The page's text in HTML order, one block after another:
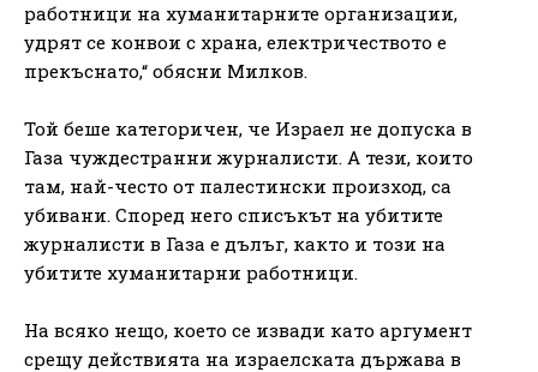
работници на хуманитарните организации,
удрят се конвои с храна, електричеството е
прекъснато,“ обясни Милков.
Той беше категоричен, че Израел не допуска в
Газа чуждестранни журналисти. А тези, които
там, най-често от палестински произход, са
убивани. Според него списъкът на убитите
журналисти в Газа е дълъг, както и този на
убитите хуманитарни работници.
На всяко нещо, което се извади като аргумент
срещу действията на израелската държава в